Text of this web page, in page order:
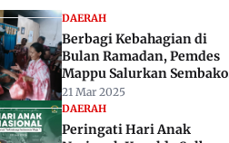
DAERAH
Berbagi Kebahagian di
Bulan Ramadan, Pemdes
Mappu Salurkan Sembako
untuk Warga
21 Mar 2025
DAERAH
Peringati Hari Anak